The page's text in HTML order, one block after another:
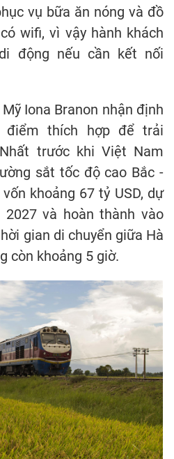
vụ bữa ăn nóng và đồ
wifi, vì vậy hành khách
động nếu cần kết nối
Iona Branon nhận định
thích hợp để trải
trước khi Việt Nam
sắt tốc độ cao Bắc -
khoảng 67 tỷ USD, dự
và hoàn thành vào
gian di chuyển giữa Hà
còn khoảng 5 giờ.